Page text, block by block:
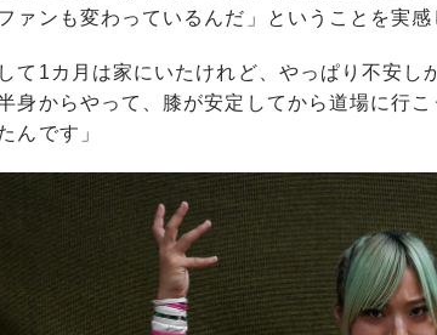
ァンも変わっているんだ」ということを実感
して1カ月は家にいたけれど、やっぱり不安
身からやって、膝が安定してから道場に行
んです」